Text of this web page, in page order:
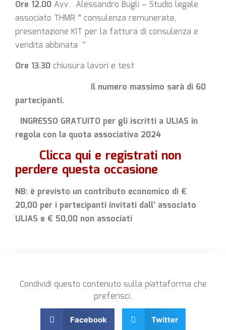
Ore 12.00 Avv. Alessandro Bugli – Studio legale
associato THMR ” consulenza remunerata,
presentazione KIT per la fattura di consulenza e
vendita abbinata ″
Ore 13.30 chiusura lavori e test
Il numero massimo sarà di 60
partecipanti.
INGRESSO GRATUITO per gli iscritti a ULIAS in
regola con la quota associativa 2024
Clicca qui e registrati non
perdere questa occasione
NB: è previsto un contributo economico di €
20,00 per i partecipanti invitati dall’ associato
ULIAS e € 50,00 non associati
Condividi questo contenuto sulla piattaforma che
preferisci.
Facebook Twitter